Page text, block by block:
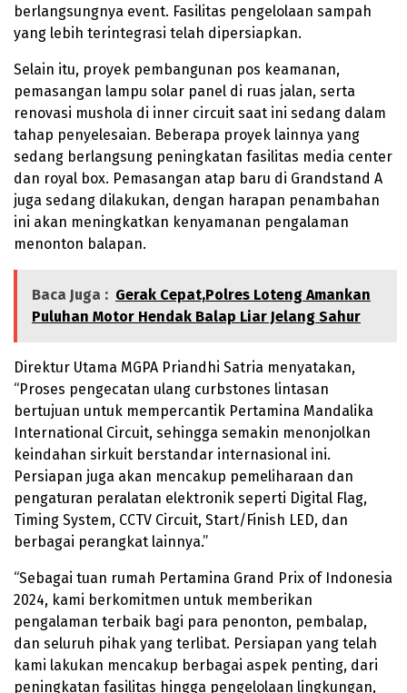
berlangsungnya event. Fasilitas pengelolaan sampah
yang lebih terintegrasi telah dipersiapkan.
Selain itu, proyek pembangunan pos keamanan,
pemasangan lampu solar panel di ruas jalan, serta
renovasi mushola di inner circuit saat ini sedang dalam
tahap penyelesaian. Beberapa proyek lainnya yang
sedang berlangsung peningkatan fasilitas media center
dan royal box. Pemasangan atap baru di Grandstand A
juga sedang dilakukan, dengan harapan penambahan
ini akan meningkatkan kenyamanan pengalaman
menonton balapan.
Baca Juga : Gerak Cepat,Polres Loteng Amankan
Puluhan Motor Hendak Balap Liar Jelang Sahur
Direktur Utama MGPA Priandhi Satria menyatakan,
“Proses pengecatan ulang curbstones lintasan
bertujuan untuk mempercantik Pertamina Mandalika
International Circuit, sehingga semakin menonjolkan
keindahan sirkuit berstandar internasional ini.
Persiapan juga akan mencakup pemeliharaan dan
pengaturan peralatan elektronik seperti Digital Flag,
Timing System, CCTV Circuit, Start/Finish LED, dan
berbagai perangkat lainnya.”
“Sebagai tuan rumah Pertamina Grand Prix of Indonesia
2024, kami berkomitmen untuk memberikan
pengalaman terbaik bagi para penonton, pembalap,
dan seluruh pihak yang terlibat. Persiapan yang telah
kami lakukan mencakup berbagai aspek penting, dari
peningkatan fasilitas hingga pengelolaan lingkungan,